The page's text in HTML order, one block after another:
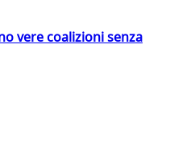
vere coalizioni senza